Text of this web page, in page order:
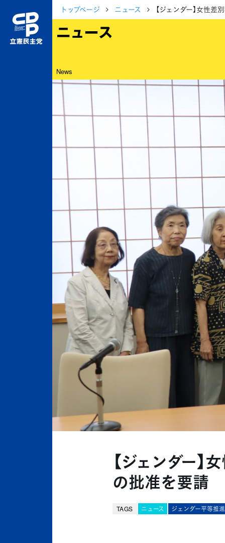
トップページ ニュース 【ジェンダー】女性
ニュース
News
【ジェンダー
の批准を要請
TAGS ニュース ジェンダー平等推